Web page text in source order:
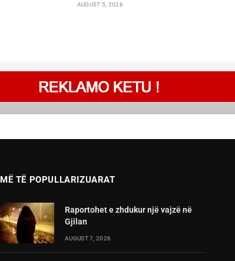
AUGUST 5, 2026
MË TË POPULLARIZUARAT
Raportohet e zhdukur një vajzë në
Gjilan
AUGUST 7, 2026